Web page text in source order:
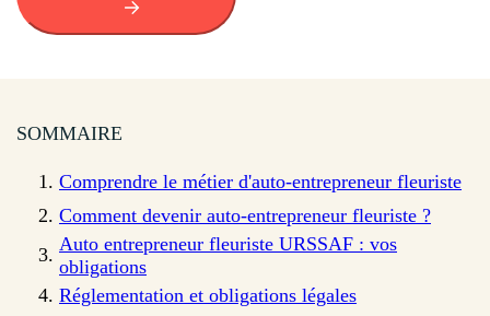
SOMMAIRE
Comprendre le métier d'auto-entrepreneur fleuriste
Comment devenir auto-entrepreneur fleuriste ?
Auto entrepreneur fleuriste URSSAF : vos
obligations
Réglementation et obligations légales